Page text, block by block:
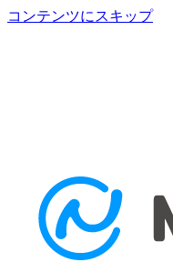
コンテンツにスキップ